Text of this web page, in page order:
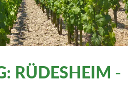
RÜDESHEIM -